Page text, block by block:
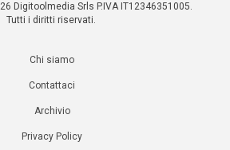
Digitoolmedia Srls P.IVA IT12346351005.
Tutti i diritti riservati.
Chi siamo
Contattaci
Archivio
Privacy Policy